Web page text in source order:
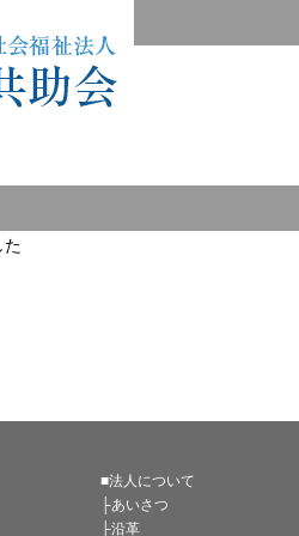
■法人について
├あいさつ
├沿革